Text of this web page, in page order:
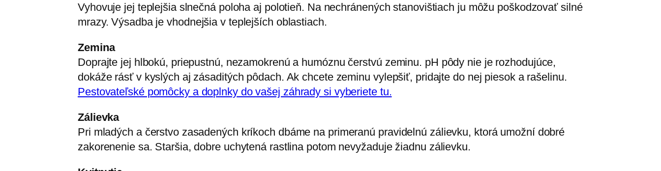
Vyhovuje jej teplejšia slnečná poloha aj polotieň. Na nechránených stanovištiach ju môžu poškodzovať silné
mrazy. Výsadba je vhodnejšia v teplejších oblastiach.
Zemina
Doprajte jej hlbokú, priepustnú, nezamokrenú a humóznu čerstvú zeminu. pH pôdy nie je rozhodujúce,
dokáže rásť v kyslých aj zásaditých pôdach. Ak chcete zeminu vylepšiť, pridajte do nej piesok a rašelinu.
Pestovateľské pomôcky a doplnky do vašej záhrady si vyberiete tu.
Zálievka
Pri mladých a čerstvo zasadených kríkoch dbáme na primeranú pravidelnú zálievku, ktorá umožní dobré
zakorenenie sa. Staršia, dobre uchytená rastlina potom nevyžaduje žiadnu zálievku.